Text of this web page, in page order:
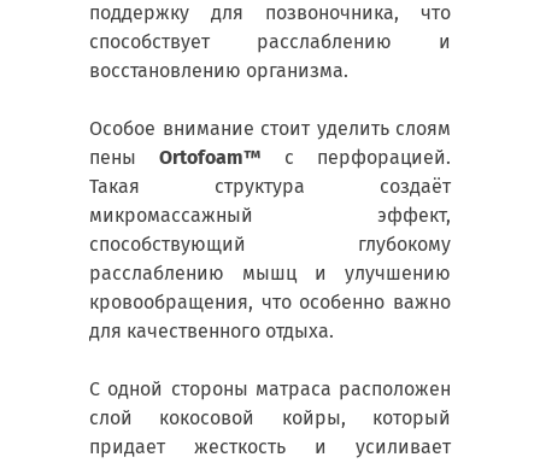
поддержку для позвоночника, что
способствует расслаблению и
восстановлению организма.
Особое внимание стоит уделить слоям
пены Ortofoam™ с перфорацией.
Такая структура создаёт
микромассажный эффект,
способствующий глубокому
расслаблению мышц и улучшению
кровообращения, что особенно важно
для качественного отдыха.
С одной стороны матраса расположен
слой кокосовой койры, который
придает жесткость и усиливает